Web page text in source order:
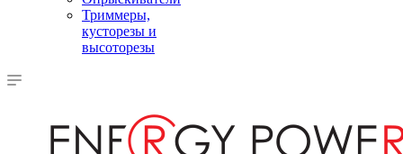
Триммеры,
кусторезы и
высоторезы